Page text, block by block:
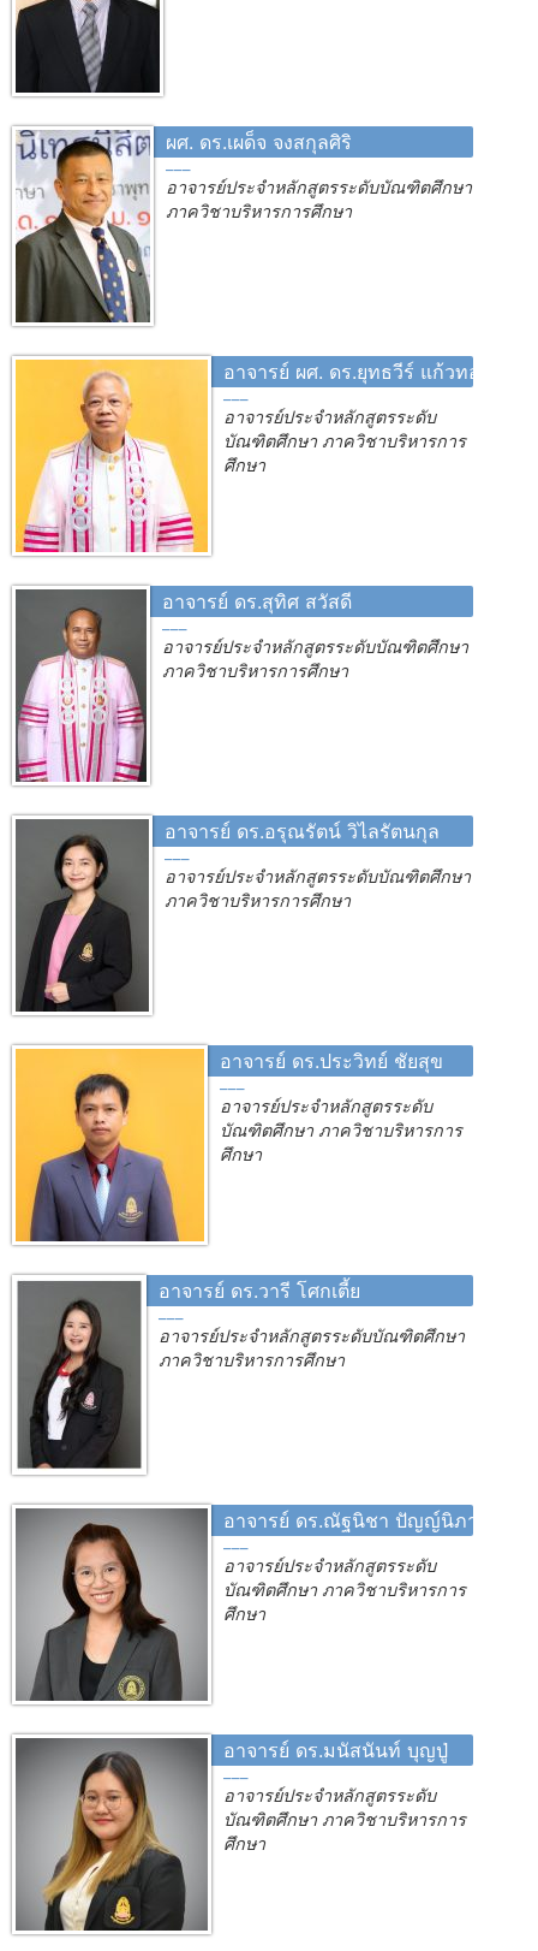
ผศ. ดร.เผด็จ จงสกุลศิริ
อาจารย์ประจำหลักสูตรระดับบัณฑิตศึกษา
ภาควิชาบริหารการศึกษา
อาจารย์ ผศ. ดร.ยุทธวีร์ แก้วทองใหญ่
อาจารย์ประจำหลักสูตรระดับ
บัณฑิตศึกษา ภาควิชาบริหารการ
ศึกษา
อาจารย์ ดร.สุทิศ สวัสดี
อาจารย์ประจำหลักสูตรระดับบัณฑิตศึกษา
ภาควิชาบริหารการศึกษา
อาจารย์ ดร.อรุณรัตน์ วิไลรัตนกุล
อาจารย์ประจำหลักสูตรระดับบัณฑิตศึกษา
ภาควิชาบริหารการศึกษา
อาจารย์ ดร.ประวิทย์ ชัยสุข
อาจารย์ประจำหลักสูตรระดับ
บัณฑิตศึกษา ภาควิชาบริหารการ
ศึกษา
อาจารย์ ดร.วารี โศกเตี้ย
อาจารย์ประจำหลักสูตรระดับบัณฑิตศึกษา
ภาควิชาบริหารการศึกษา
อาจารย์ ดร.ณัฐนิชา ปัญญ์นิภา
อาจารย์ประจำหลักสูตรระดับ
บัณฑิตศึกษา ภาควิชาบริหารการ
ศึกษา
อาจารย์ ดร.มนัสนันท์ บุญปู่
อาจารย์ประจำหลักสูตรระดับ
บัณฑิตศึกษา ภาควิชาบริหารการ
ศึกษา